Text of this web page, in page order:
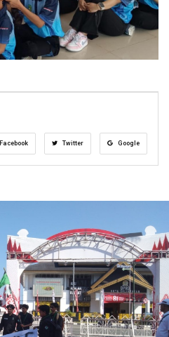
Facebook Twitter Google